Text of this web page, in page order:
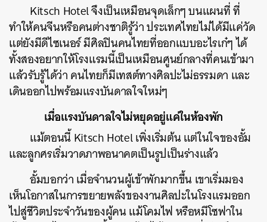
Kitsch Hotel จึงเป็นเหมือนจุดเล็กๆ บนแผนที่ ที่
ทำให้คนจีนหรือคนต่างชาติรู้ว่า ประเทศไทยไม่ได้มีแค่วัด
แต่ยังมีดีไซเนอร์ มีศิลปินคนไทยที่ออกแบบอะไรเก๋ๆ ได้
ทั้งสองอยากให้โรงแรมนี้เป็นเหมือนศูนย์กลางที่คนเข้ามา
แล้วรับรู้ได้ว่า คนไทยก็มีเทสต์ทางศิลปะไม่ธรรมดา และ
เดินออกไปพร้อมแรงบันดาลใจใหม่ๆ
เมื่อแรงบันดาลใจไม่หยุดอยู่แค่ในห้องพัก
แม้ตอนนี้ Kitsch Hotel เพิ่งเริ่มต้น แต่ในใจของอั้ม
และลูกศรเริ่มวาดภาพอนาคตเป็นรูปเป็นร่างแล้ว
อั้มบอกว่า เมื่อจำนวนผู้เข้าพักมากขึ้น เขาเริ่มมอง
เห็นโอกาสในการขยายพลังของงานศิลปะในโรงแรมออก
ไปสู่ชีวิตประจำวันของผู้คน แม้โคมไฟ หรือหมีโซฟาใน